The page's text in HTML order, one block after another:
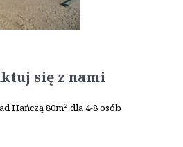
się z nami
Hańczą 80m² dla 4-8 osób